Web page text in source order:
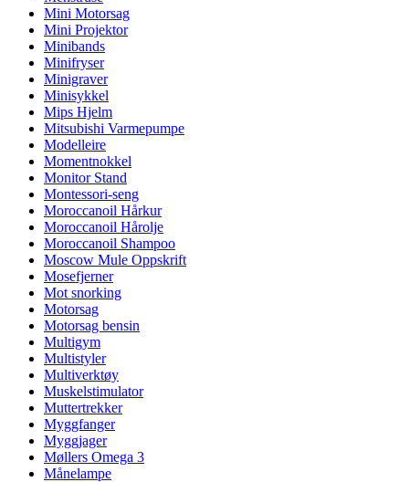
Mini Motorsag
Mini Projektor
Minibands
Minifryser
Minigraver
Minisykkel
Mips Hjelm
Mitsubishi Varmepumpe
Modelleire
Momentnokkel
Monitor Stand
Montessori-seng
Moroccanoil Hårkur
Moroccanoil Hårolje
Moroccanoil Shampoo
Moscow Mule Oppskrift
Mosefjerner
Mot snorking
Motorsag
Motorsag bensin
Multigym
Multistyler
Multiverktøy
Muskelstimulator
Muttertrekker
Myggfanger
Myggjager
Møllers Omega 3
Månelampe